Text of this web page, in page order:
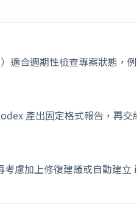
適合週期性檢查專案狀態，
產出固定格式報告，再
慮加上修復建議或自動建立